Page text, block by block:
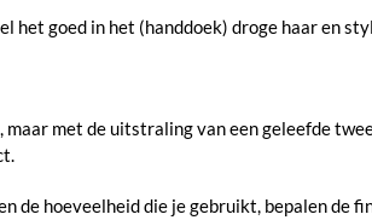
het goed in het (handdoek) droge haar en
met de uitstraling van een geleefde
de hoeveelheid die je gebruikt, bepalen de